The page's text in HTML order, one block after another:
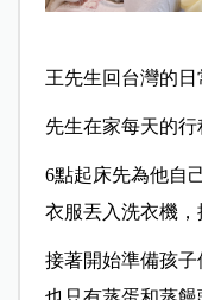
王先生回台灣的
先生在家每天的行
6點起床先為他自
衣服丟入洗衣機，
接著開始準備孩